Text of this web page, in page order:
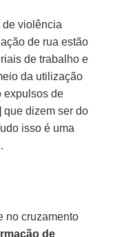
de violência
de rua estão
de trabalho e
da utilização
expulsos de
que dizem ser do
isso é uma
no cruzamento
de